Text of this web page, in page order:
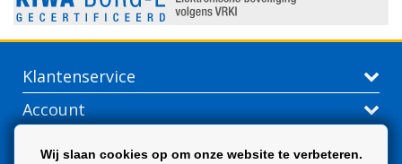
Klantenservice
Account
Wij slaan cookies op om onze website te verbeteren.